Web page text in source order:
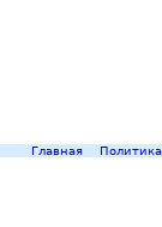
Главная